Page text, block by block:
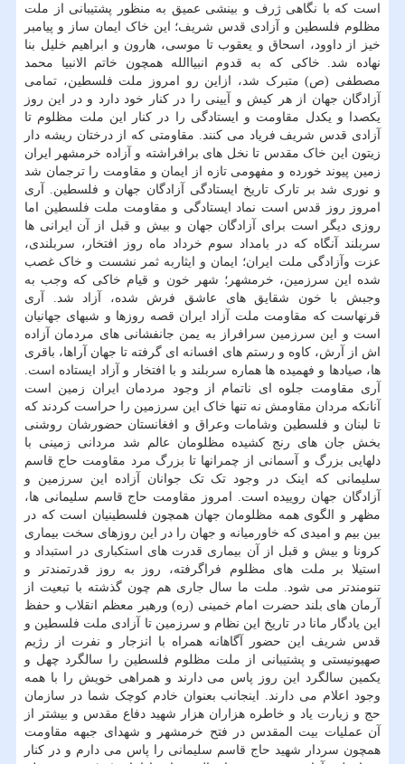
است که با نگاهی ژرف و بینشی عمیق به منظور پشتیبانی از ملت
مظلوم فلسطین و آزادی قدس شریف؛ این خاک ایمان ساز و پیامبر
خیز از داوود، اسحاق و یعقوب تا موسی، هارون و ابراهیم خلیل بنا
نهاده شد. خاکی که به قدوم انبیاالله همچون خاتم الانبیا محمد
مصطفی (ص) متبرک شد، ازاین رو امروز ملت فلسطین، تمامی
آزادگان جهان از هر کیش و آیینی را در کنار خود دارد و در این روز
یکصدا و یکدل مقاومت و ایستادگی را در کنار این ملت مظلوم تا
آزادی قدس شریف فریاد می کنند. مقاومتی که از درختان ریشه دار
زیتون این خاک مقدس تا نخل های برافراشته و آزاده خرمشهر ایران
زمین پیوند خورده و مفهومی تازه از ایمان و مقاومت را ترجمان شد
و نوری شد بر تارک تاریخ ایستادگی آزادگان جهان و فلسطین. آری
امروز روز قدس است نماد ایستادگی و مقاومت ملت فلسطین اما
روزی دیگر است برای آزادگان جهان و بیش و قبل از آن ایرانی ها
سربلند آنگاه که در بامداد سوم خرداد ماه روز افتخار، سربلندی،
عزت وآزادگی ملت ایران؛ ایمان و ایثاربه ثمر نشست و خاک غصب
شده این سرزمین، خرمشهر؛ شهر خون و قیام خاکی که وجب به
وجبش با خون شقایق های عاشق فرش شده، آزاد شد. آری
قرنهاست که مقاومت ملت آزاد ایران قصه روزها و شبهای جهانیان
است و این سرزمین سرافراز به یمن جانفشانی های مردمان آزاده
اش از آرش، کاوه و رستم های افسانه ای گرفته تا جهان آراها، باقری
ها، صیادها و فهمیده ها هماره سربلند و با افتخار و آزاد ایستاده است.
آری مقاومت جلوه ای ناتمام از وجود مردمان ایران زمین است
آنانکه مردان مقاومش نه تنها خاک این سرزمین را حراست کردند که
تا لبنان و فلسطین وشامات وعراق و افغانستان حضورشان روشنی
بخش جان های رنج کشیده مظلومان عالم شد مردانی زمینی با
دلهایی بزرگ و آسمانی از چمرانها تا بزرگ مرد مقاومت حاج قاسم
سلیمانی که اینک در وجود تک تک جوانان آزاده این سرزمین و
آزادگان جهان روییده است. امروز مقاومت حاج قاسم سلیمانی ها،
مظهر و الگوی همه مظلومان جهان همچون فلسطینیان است که در
بین بیم و امیدی که خاورمیانه و جهان را در این روزهای سخت بیماری
کرونا و بیش و قبل از آن بیماری قدرت های استکباری در استبداد و
استیلا بر ملت های مظلوم فراگرفته، روز به روز قدرتمندتر و
تنومندتر می شود. ملت ما سال جاری هم چون گذشته با تبعیت از
آرمان های بلند حضرت امام خمینی (ره) ورهبر معظم انقلاب و حفظ
این یادگار مانا در تاریخ این نظام و سرزمین تا آزادی ملت فلسطین و
قدس شریف این حضور آگاهانه همراه با انزجار و نفرت از رژیم
صهیونیستی و پشتیبانی از ملت مظلوم فلسطین را سالگرد چهل و
یکمین سالگرد این روز پاس می دارند و همراهی خویش را با همه
وجود اعلام می دارند. اینجانب بعنوان خادم کوچک شما در سازمان
حج و زیارت یاد و خاطره هزاران هزار شهید دفاع مقدس و بیشتر از
آن عملیات بیت المقدس در فتح خرمشهر و شهدای جبهه مقاومت
همچون سردار شهید حاج قاسم سلیمانی را پاس می دارم و در کنار